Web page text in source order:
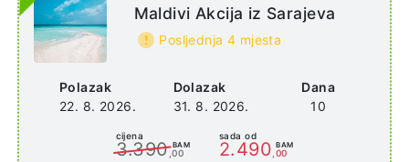
Polazak
22. 8. 2026.
Dolazak
31. 8. 2026.
Dana
10
Maldivi Akcija iz Sarajeva
Posljednja 4 mjesta
cijena
3.390 BAM
,00
sada od
2.490 BAM
,00